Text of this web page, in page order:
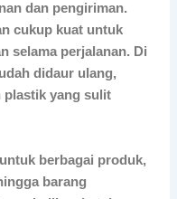
dan pengiriman.
cukup kuat untuk
selama perjalanan. Di
didaur ulang,
plastik yang sulit
berbagai produk,
barang